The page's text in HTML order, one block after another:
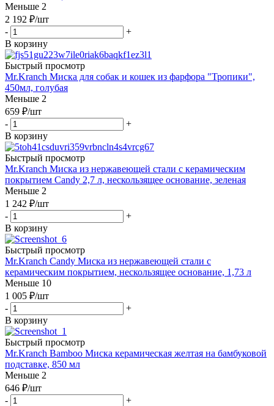
Меньше 2
2 192 ₽/шт
-
+
В корзину
Быстрый просмотр
Mr.Kranch Миска для собак и кошек из фарфора "Тропики",
450мл, голубая
Меньше 2
659 ₽/шт
-
+
В корзину
Быстрый просмотр
Mr.Kranch Миска из нержавеющей стали с керамическим
покрытием Candy 2,7 л, нескользящее основание, зеленая
Меньше 2
1 242 ₽/шт
-
+
В корзину
Быстрый просмотр
Mr.Kranch Candy Миска из нержавеющей стали с
керамическим покрытием, нескользящее основание, 1,73 л
Меньше 10
1 005 ₽/шт
-
+
В корзину
Быстрый просмотр
Mr.Kranch Bamboo Миска керамическая желтая на бамбуковой
подставке, 850 мл
Меньше 2
646 ₽/шт
-
+